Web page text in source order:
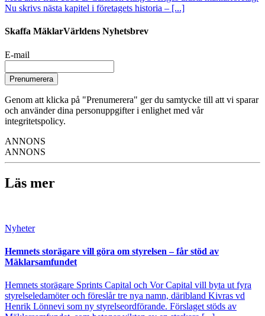
Nu skrivs nästa kapitel i företagets historia – [...]
Skaffa MäklarVärldens Nyhetsbrev
E-mail
Prenumerera
Genom att klicka på "Prenumerera" ger du samtycke till att vi sparar
och använder dina personuppgifter i enlighet med vår
integritetspolicy.
ANNONS
ANNONS
Läs mer
Nyheter
Hemnets storägare vill göra om styrelsen – får stöd av
Mäklarsamfundet
Hemnets storägare Sprints Capital och Vor Capital vill byta ut fyra
styrelseledamöter och föreslår tre nya namn, däribland Kivras vd
Henrik Lönnevi som ny styrelseordförande. Förslaget stöds av